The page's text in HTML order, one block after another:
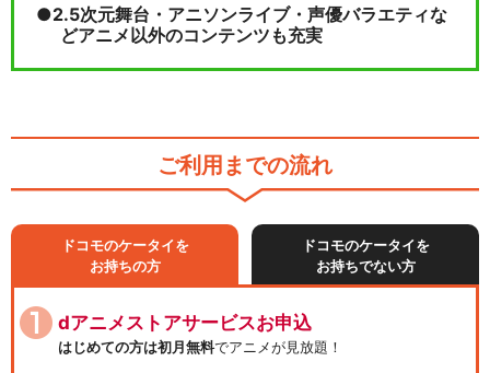
2.5次元舞台・アニソンライブ・声優バラエティな
どアニメ以外のコンテンツも充実
ご利用までの流れ
ドコモのケータイを
お持ちの方
ドコモのケータイを
お持ちでない方
dアニメストアサービスお申込
はじめての方は初月無料でアニメが見放題！